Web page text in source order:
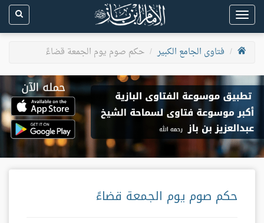
Toggle
navigation
فتاوى الجامع الكبير
حكم صوم يوم الجمعة قضاءً
حكم صوم يوم الجمعة قضاءً